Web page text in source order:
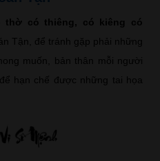
thờ có thiêng, có kiêng có
Tận, để tránh gặp phải những
muốn, bản thân mỗi người
hạn chế được những tai họa